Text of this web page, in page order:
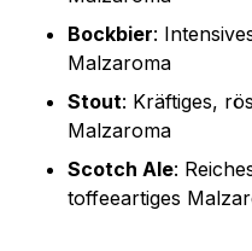
Bockbier:
Malzaroma
Stout: Kräftiges,
Malzaroma
Scotch Ale:
toffeeartiges